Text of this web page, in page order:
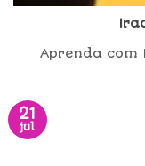
Aprenda com
21
jul